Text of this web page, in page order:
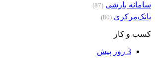
سامانه بارشی (87)
بانک‌مرکزی (80)
کسب و کار
3 روز پیش